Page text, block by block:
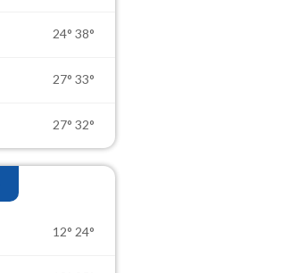
24° 38°
27° 33°
27° 32°
12° 24°